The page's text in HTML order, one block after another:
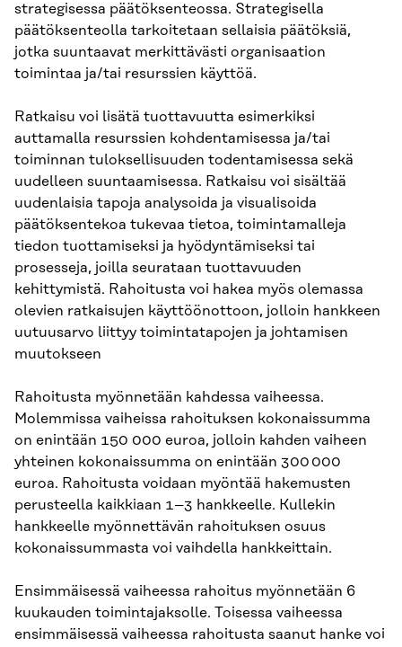
strategisessa päätöksenteossa. Strategisella
päätöksenteolla tarkoitetaan sellaisia päätöksiä,
jotka suuntaavat merkittävästi organisaation
toimintaa ja/tai resurssien käyttöä.
Ratkaisu voi lisätä tuottavuutta esimerkiksi
auttamalla resurssien kohdentamisessa ja/tai
toiminnan tuloksellisuuden todentamisessa sekä
uudelleen suuntaamisessa. Ratkaisu voi sisältää
uudenlaisia tapoja analysoida ja visualisoida
päätöksentekoa tukevaa tietoa, toimintamalleja
tiedon tuottamiseksi ja hyödyntämiseksi tai
prosesseja, joilla seurataan tuottavuuden
kehittymistä. Rahoitusta voi hakea myös olemassa
olevien ratkaisujen käyttöönottoon, jolloin hankkeen
uutuusarvo liittyy toimintatapojen ja johtamisen
muutokseen
Rahoitusta myönnetään kahdessa vaiheessa.
Molemmissa vaiheissa rahoituksen kokonaissumma
on enintään 150 000 euroa, jolloin kahden vaiheen
yhteinen kokonaissumma on enintään 300 000
euroa. Rahoitusta voidaan myöntää hakemusten
perusteella kaikkiaan 1–3 hankkeelle. Kullekin
hankkeelle myönnettävän rahoituksen osuus
kokonaissummasta voi vaihdella hankkeittain.
Ensimmäisessä vaiheessa rahoitus myönnetään 6
kuukauden toimintajaksolle. Toisessa vaiheessa
ensimmäisessä vaiheessa rahoitusta saanut hanke voi